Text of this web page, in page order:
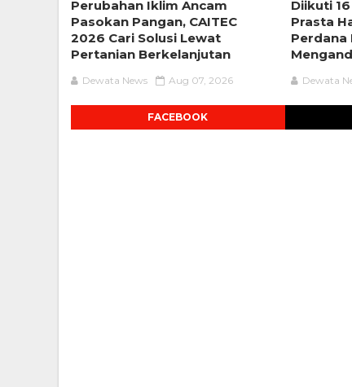
Perubahan Iklim Ancam
Pasokan Pangan, CAITEC
2026 Cari Solusi Lewat
Pertanian Berkelanjutan
Dewata News Aug 07, 2026
Diikuti
Prasta
Perdana
Dewata
FACEBOOK